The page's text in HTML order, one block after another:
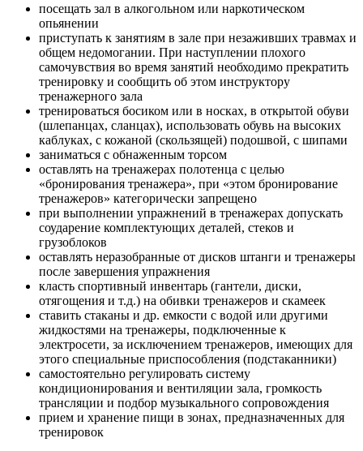
посещать зал в алкогольном или наркотическом
опьянении
приступать к занятиям в зале при незаживших травмах и
общем недомогании. При наступлении плохого
самочувствия во время занятий необходимо прекратить
тренировку и сообщить об этом инструктору
тренажерного зала
тренироваться босиком или в носках, в открытой обуви
(шлепанцах, сланцах), использовать обувь на высоких
каблуках, с кожаной (скользящей) подошвой, с шипами
заниматься с обнаженным торсом
оставлять на тренажерах полотенца с целью
«бронирования тренажера», при «этом бронирование
тренажеров» категорически запрещено
при выполнении упражнений в тренажерах допускать
соударение комплектующих деталей, стеков и
грузоблоков
оставлять неразобранные от дисков штанги и тренажеры
после завершения упражнения
класть спортивный инвентарь (гантели, диски,
отягощения и т.д.) на обивки тренажеров и скамеек
ставить стаканы и др. емкости с водой или другими
жидкостями на тренажеры, подключенные к
электросети, за исключением тренажеров, имеющих для
этого специальные приспособления (подстаканники)
самостоятельно регулировать систему
кондиционирования и вентиляции зала, громкость
трансляции и подбор музыкального сопровождения
прием и хранение пищи в зонах, предназначенных для
тренировок